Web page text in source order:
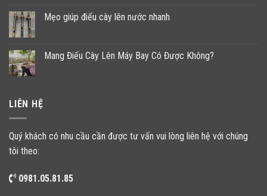
Mẹo giúp điếu cày lên nước nhanh
Mang Điếu Cày Lên Máy Bay Có Được Không?
LIÊN HỆ
Quý khách có nhu cầu cần được tư vấn vui lòng liên hệ với chúng
tôi theo:
0981.05.81.85